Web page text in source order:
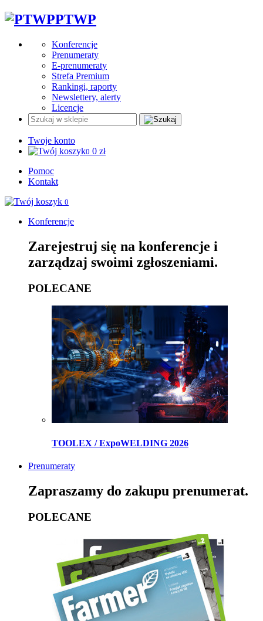
PTWP
Konferencje
Prenumeraty
E-prenumeraty
Strefa Premium
Rankingi, raporty
Newslettery, alerty
Licencje
Twoje konto
0 0 zł
Pomoc
Kontakt
0
Konferencje
Zarejestruj się na konferencje i
zarządzaj swoimi zgłoszeniami.
POLECANE
TOOLEX / ExpoWELDING 2026
Prenumeraty
Zapraszamy do zakupu prenumerat.
POLECANE